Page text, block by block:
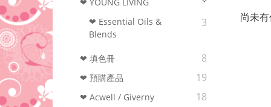
❤ Essential Oils &
Blends
3
❤ 填色冊 8
❤ 預購產品 19
❤ Acwell / Giverny 18
尚未